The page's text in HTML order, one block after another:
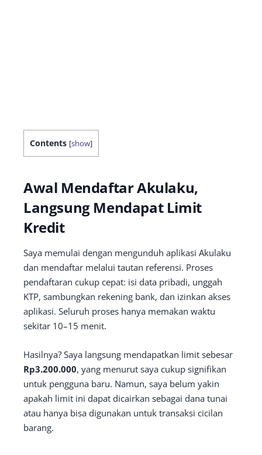
Contents [show]
Awal Mendaftar Akulaku,
Langsung Mendapat Limit
Kredit
Saya memulai dengan mengunduh aplikasi Akulaku
dan mendaftar melalui tautan referensi. Proses
pendaftaran cukup cepat: isi data pribadi, unggah
KTP, sambungkan rekening bank, dan izinkan akses
aplikasi. Seluruh proses hanya memakan waktu
sekitar 10–15 menit.
Hasilnya? Saya langsung mendapatkan limit sebesar
Rp3.200.000, yang menurut saya cukup signifikan
untuk pengguna baru. Namun, saya belum yakin
apakah limit ini dapat dicairkan sebagai dana tunai
atau hanya bisa digunakan untuk transaksi cicilan
barang.